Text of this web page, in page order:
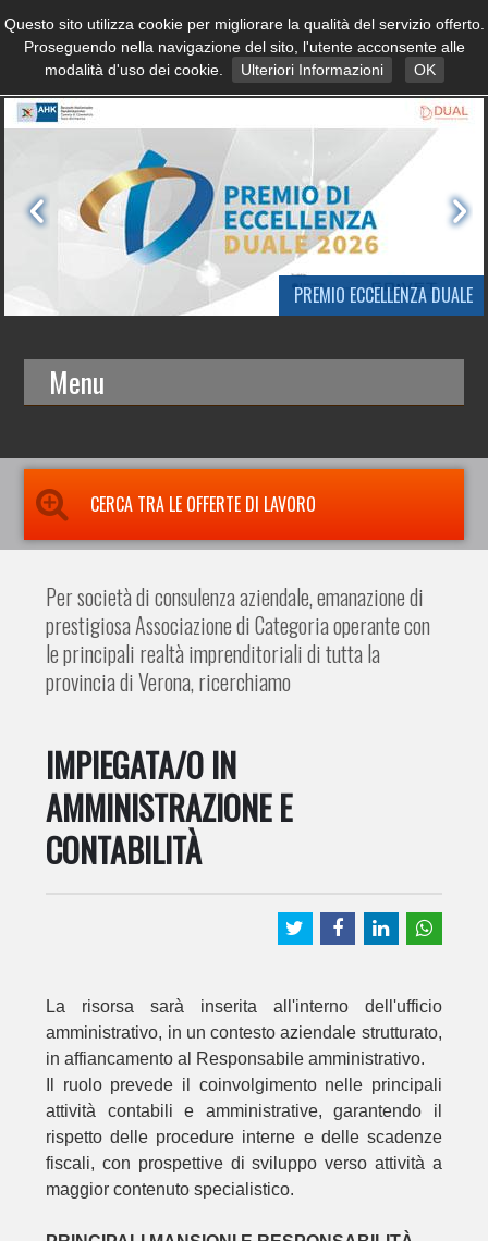
PREMIO ECCELLENZA DUALE
Menu
CERCA TRA LE OFFERTE DI LAVORO
Per società di consulenza aziendale, emanazione di
prestigiosa Associazione di Categoria operante con
le principali realtà imprenditoriali di tutta la
provincia di Verona, ricerchiamo
IMPIEGATA/O IN
AMMINISTRAZIONE E
CONTABILITÀ
La risorsa sarà inserita all'interno dell'ufficio
amministrativo, in un contesto aziendale strutturato,
in affiancamento al Responsabile amministrativo.
Il ruolo prevede il coinvolgimento nelle principali
attività contabili e amministrative, garantendo il
rispetto delle procedure interne e delle scadenze
fiscali, con prospettive di sviluppo verso attività a
maggior contenuto specialistico.
Questo sito utilizza cookie per migliorare la qualità del servizio offerto.
Proseguendo nella navigazione del sito, l'utente acconsente alle
modalità d'uso dei cookie.
Ulteriori Informazioni OK